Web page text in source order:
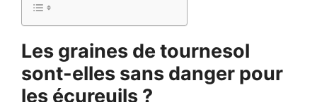
Les graines de tournesol
sont-elles sans danger pour
les écureuils ?